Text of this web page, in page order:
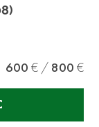
600 800